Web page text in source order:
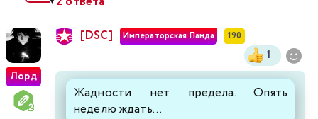
Лорд
[DSC] Императорская Панда 190
1
Жадности нет предела. Опять
неделю ждать...